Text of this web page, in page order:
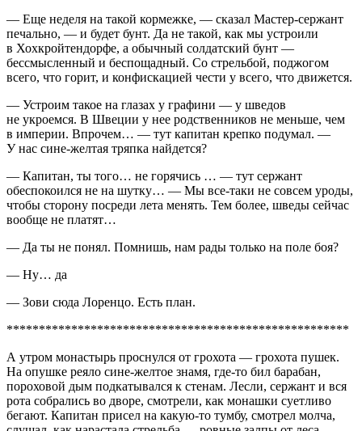
— Еще неделя на такой кормежке, — сказал Мастер-сержант
печально, — и будет бунт. Да не такой, как мы устроили
в Хохкройтендорфе, а обычный солдатский бунт —
бессмысленный и беспощадный. Со стрельбой, поджогом
всего, что горит, и конфискацией чести у всего, что движется.
— Устроим такое на глазах у графини — у шведов
не укроемся. В Швеции у нее родственников не меньше, чем
в империи. Впрочем… — тут капитан крепко подумал. —
У нас сине-желтая тряпка найдется?
— Капитан, ты того… не горячись … — тут сержант
обеспокоился не на шутку… — Мы все-таки не совсем уроды,
чтобы сторону посреди лета менять. Тем более, шведы сейчас
вообще не платят…
— Да ты не понял. Помнишь, нам рады только на поле боя?
— Ну… да
— Зови сюда Лоренцо. Есть план.
*****************************************************
А утром монастырь проснулся от грохота — грохота пушек.
На опушке реяло сине-желтое знамя, где-то бил барабан,
пороховой дым подкатывался к стенам. Лесли, сержант и вся
рота собрались во дворе, смотрели, как монашки суетливо
бегают. Капитан присел на какую-то тумбу, смотрел молча,